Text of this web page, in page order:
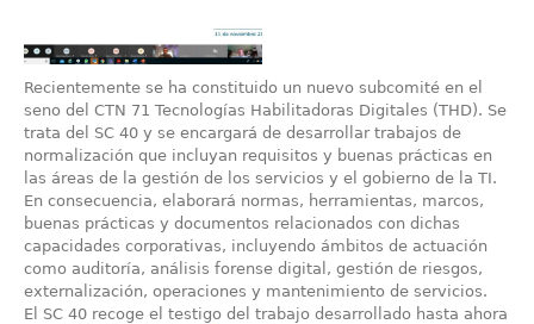
Recientemente se ha constituido un nuevo subcomité en el
seno del CTN 71 Tecnologías Habilitadoras Digitales (THD). Se
trata del SC 40 y se encargará de desarrollar trabajos de
normalización que incluyan requisitos y buenas prácticas en
las áreas de la gestión de los servicios y el gobierno de la TI.
En consecuencia, elaborará normas, herramientas, marcos,
buenas prácticas y documentos relacionados con dichas
capacidades corporativas, incluyendo ámbitos de actuación
como auditoría, análisis forense digital, gestión de riesgos,
externalización, operaciones y mantenimiento de servicios.
El SC 40 recoge el testigo del trabajo desarrollado hasta ahora